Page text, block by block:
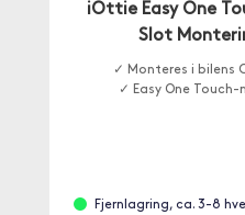
iOttie Easy One
Slot
✓ Monteres i bilens
✓ Easy One Touch-
Fjernlagring, ca. 3-8